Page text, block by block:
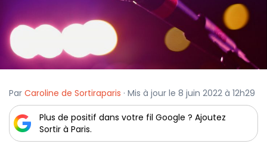
Par Caroline de Sortiraparis · Mis à jour le 8 juin 2022 à 12h29
Plus de positif dans votre fil Google ? Ajoutez
Sortir à Paris.